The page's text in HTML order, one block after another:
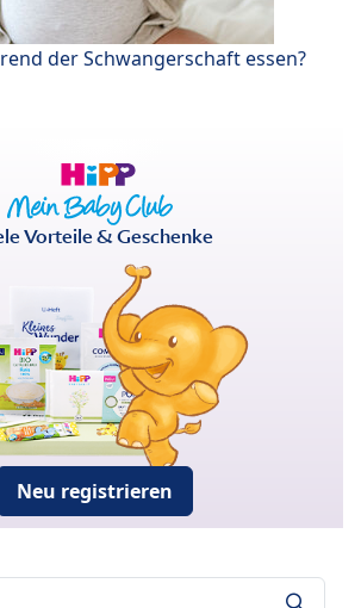
der Schwangerschaft essen?
Vorteile & Geschenke
Neu registrieren